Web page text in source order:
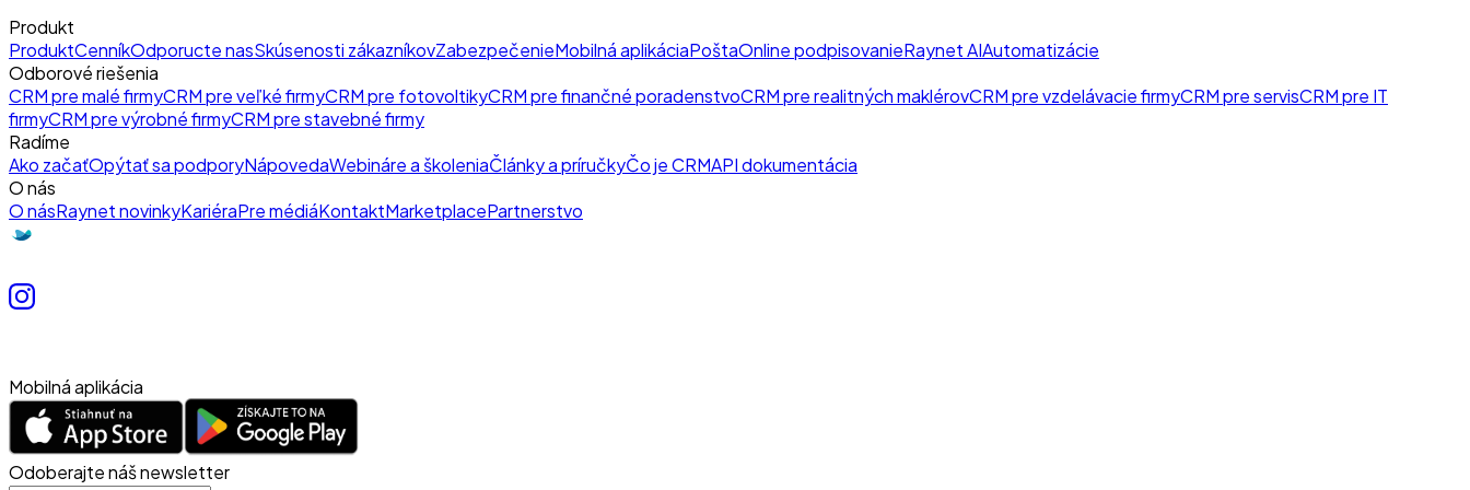
Produkt
ProduktCenníkOdporucte nasSkúsenosti zákazníkovZabezpečenieMobilná aplikáciaPoštaOnline podpisovanieRaynet AIAutomatizácie
Odborové riešenia
CRM pre malé firmyCRM pre veľké firmyCRM pre fotovoltikyCRM pre finančné poradenstvoCRM pre realitných maklérovCRM pre vzdelávacie firmyCRM pre servisCRM pre IT
firmyCRM pre výrobné firmyCRM pre stavebné firmy
Radíme
Ako začaťOpýtať sa podporyNápovedaWebináre a školeniaČlánky a príručkyČo je CRMAPI dokumentácia
O nás
O násRaynet novinkyKariéraPre médiáKontaktMarketplacePartnerstvo
Mobilná aplikácia
Odoberajte náš newsletter